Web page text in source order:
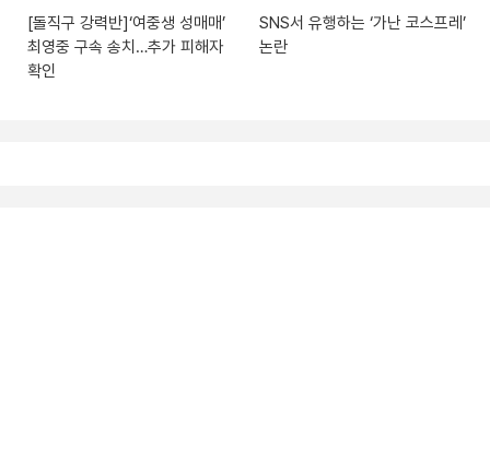
[돌직구 강력반]‘여중생 성매매’
최영중 구속 송치…추가 피해자
확인
SNS서 유행하는 ‘가난 코스프레’
논란